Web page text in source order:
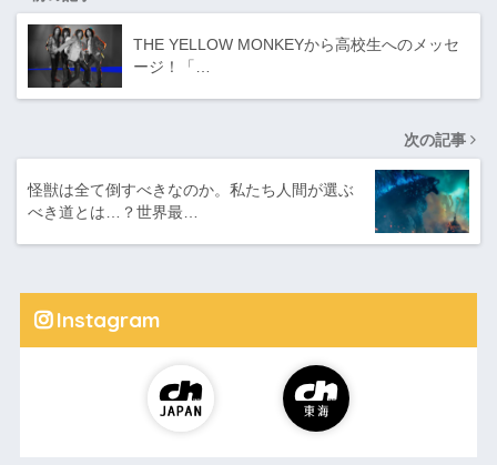
THE YELLOW MONKEYから高校生へのメッセ
ージ！「…
次の記事
怪獣は全て倒すべきなのか。私たち人間が選ぶ
べき道とは…？世界最…
Instagram